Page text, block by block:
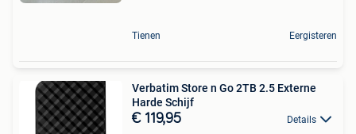
Tienen Eergisteren
Verbatim Store n Go 2TB 2.5 Externe
Harde Schijf
€ 119,95 Details